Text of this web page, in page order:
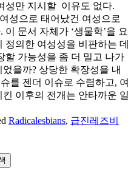
성만 지시할 이유도 없다.
성으로 태어났건 여성으로
문서 자체가 ‘생물학’을 요
의한 여성성을 비판하는 데
할 가능성을 좀 더 밀고 나가
을까? 상당한 확장성을 내
를 젠더 이슈로 수렴하고, 여
이후의 전개는 안타까운 일
Radicalesbians, 급진레즈비